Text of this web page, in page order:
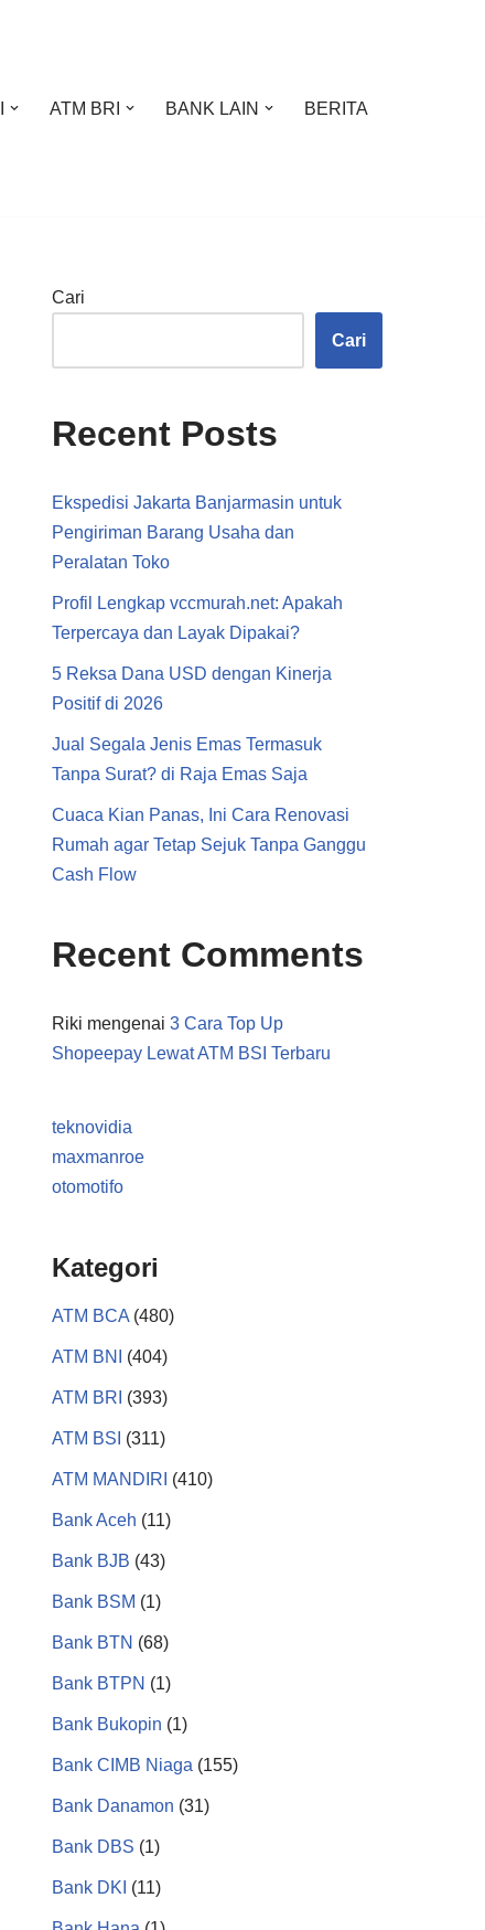
ATM BRI BANK LAIN BERITA
Cari
Cari
Recent Posts
Ekspedisi Jakarta Banjarmasin untuk
Pengiriman Barang Usaha dan
Peralatan Toko
Profil Lengkap vccmurah.net: Apakah
Terpercaya dan Layak Dipakai?
5 Reksa Dana USD dengan Kinerja
Positif di 2026
Jual Segala Jenis Emas Termasuk
Tanpa Surat? di Raja Emas Saja
Cuaca Kian Panas, Ini Cara Renovasi
Rumah agar Tetap Sejuk Tanpa Ganggu
Cash Flow
Recent Comments
Riki mengenai 3 Cara Top Up
Shopeepay Lewat ATM BSI Terbaru
teknovidia
maxmanroe
otomotifo
Kategori
ATM BCA (480)
ATM BNI (404)
ATM BRI (393)
ATM BSI (311)
ATM MANDIRI (410)
Bank Aceh (11)
Bank BJB (43)
Bank BSM (1)
Bank BTN (68)
Bank BTPN (1)
Bank Bukopin (1)
Bank CIMB Niaga (155)
Bank Danamon (31)
Bank DBS (1)
Bank DKI (11)